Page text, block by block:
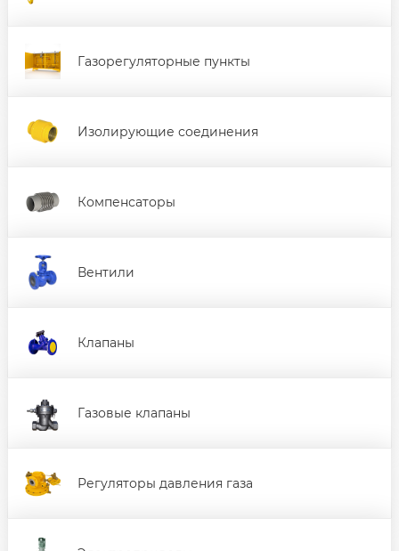
Газорегуляторные пункты
Изолирующие соединения
Компенсаторы
Вентили
Клапаны
Газовые клапаны
Регуляторы давления газа